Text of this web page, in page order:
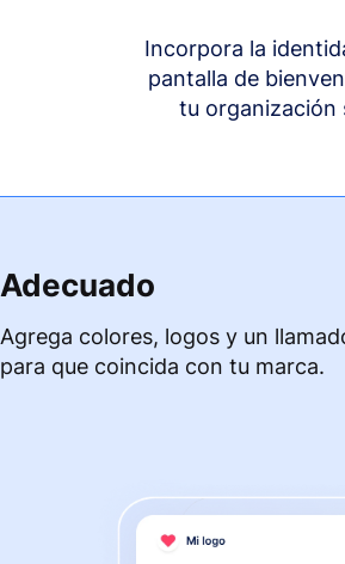
Incorpora la
pantalla de
tu organización
Adecuado
Agrega colores, logos y un
para que coincida con tu marca.